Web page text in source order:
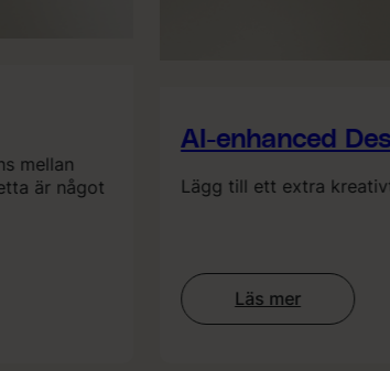
är något
AI-enhanced
Lägg till ett extra kreativt
Läs mer
:
AI-